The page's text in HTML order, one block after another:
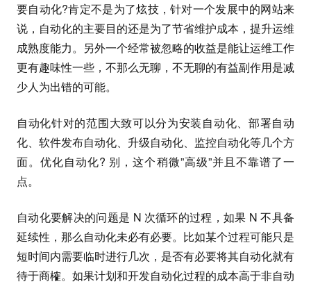
要自动化?肯定不是为了炫技，针对一个发展中的网站来
说，自动化的主要目的还是为了节省维护成本，提升运维
成熟度能力。另外一个经常被忽略的收益是能让运维工作
更有趣味性一些，不那么无聊，不无聊的有益副作用是减
少人为出错的可能。
自动化针对的范围大致可以分为安装自动化、部署自动
化、软件发布自动化、升级自动化、监控自动化等几个方
面。优化自动化? 别，这个稍微”高级”并且不靠谱了一
点。
自动化要解决的问题是 N 次循环的过程，如果 N 不具备
延续性，那么自动化未必有必要。比如某个过程可能只是
短时间内需要临时进行几次，是否有必要将其自动化就有
待于商榷。如果计划和开发自动化过程的成本高于非自动